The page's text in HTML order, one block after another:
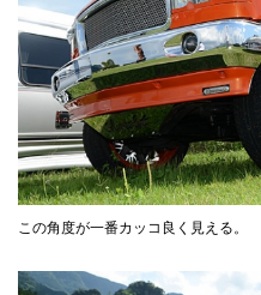
この角度が一番カッコ良く見える。